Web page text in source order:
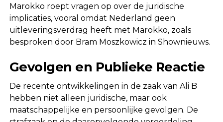
Marokko roept vragen op over de juridische
implicaties, vooral omdat Nederland geen
uitleveringsverdrag heeft met Marokko, zoals
besproken door Bram Moszkowicz in Shownieuws.
Gevolgen en Publieke Reactie
De recente ontwikkelingen in de zaak van Ali B
hebben niet alleen juridische, maar ook
maatschappelijke en persoonlijke gevolgen. De